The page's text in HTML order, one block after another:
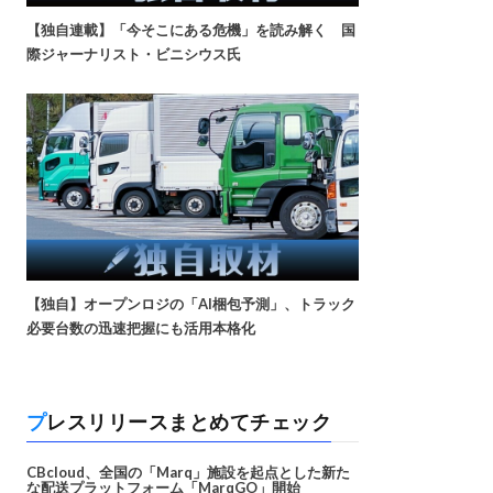
【独自連載】「今そこにある危機」を読み解く 国
際ジャーナリスト・ビニシウス氏
【独自】オープンロジの「AI梱包予測」、トラック
必要台数の迅速把握にも活用本格化
プレスリリースまとめてチェック
CBcloud、全国の「Marq」施設を起点とした新た
な配送プラットフォーム「MarqGO」開始